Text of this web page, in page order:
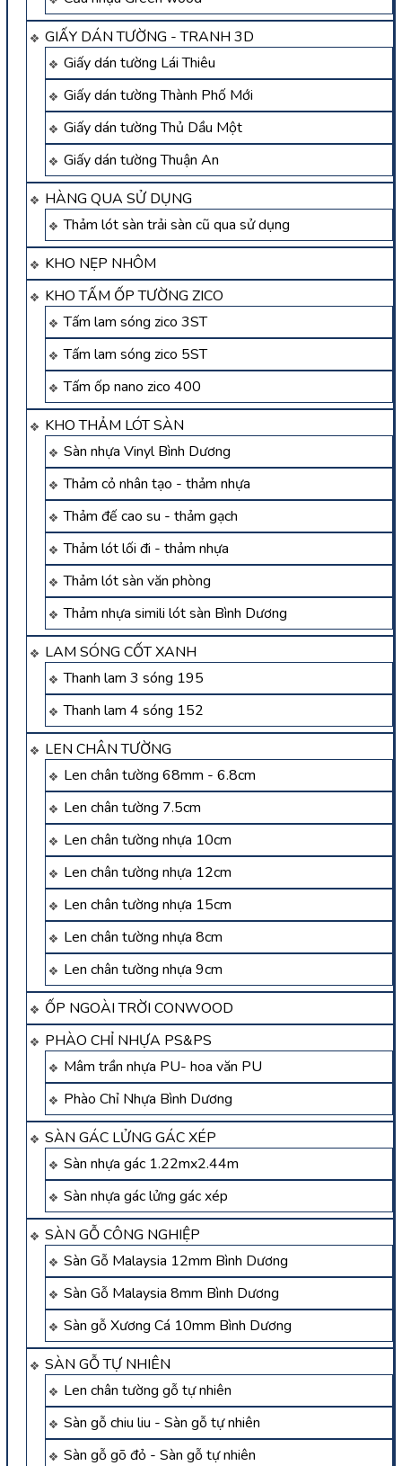
GIẤY DÁN TƯỜNG - TRANH 3D
Giấy dán tường Lái Thiêu
Giấy dán tường Thành Phố Mới
Giấy dán tường Thủ Dầu Một
Giấy dán tường Thuận An
HÀNG QUA SỬ DỤNG
Thảm lót sàn trải sàn cũ qua sử dụng
KHO NẸP NHÔM
KHO TẤM ỐP TƯỜNG ZICO
Tấm lam sóng zico 3ST
Tấm lam sóng zico 5ST
Tấm ốp nano zico 400
KHO THẢM LÓT SÀN
Sàn nhựa Vinyl Bình Dương
Thảm cỏ nhân tạo - thảm nhựa
Thảm đế cao su - thảm gạch
Thảm lót lối đi - thảm nhựa
Thảm lót sàn văn phòng
Thảm nhựa simili lót sàn Bình Dương
LAM SÓNG CỐT XANH
Thanh lam 3 sóng 195
Thanh lam 4 sóng 152
LEN CHÂN TƯỜNG
Len chân tường 68mm - 6.8cm
Len chân tường 7.5cm
Len chân tường nhựa 10cm
Len chân tường nhựa 12cm
Len chân tường nhựa 15cm
Len chân tường nhựa 8cm
Len chân tường nhựa 9cm
ỐP NGOÀI TRỜI CONWOOD
PHÀO CHỈ NHỰA PS&PS
Mâm trần nhựa PU- hoa văn PU
Phào Chỉ Nhựa Bình Dương
SÀN GÁC LỬNG GÁC XÉP
Sàn nhựa gác 1.22mx2.44m
Sàn nhựa gác lửng gác xép
SÀN GỖ CÔNG NGHIỆP
Sàn Gỗ Malaysia 12mm Bình Dương
Sàn Gỗ Malaysia 8mm Bình Dương
Sàn gỗ Xương Cá 10mm Bình Dương
SÀN GỖ TỰ NHIÊN
Len chân tường gỗ tự nhiên
Sàn gỗ chiu liu - Sàn gỗ tự nhiên
Sàn gỗ gõ đỏ - Sàn gỗ tự nhiên